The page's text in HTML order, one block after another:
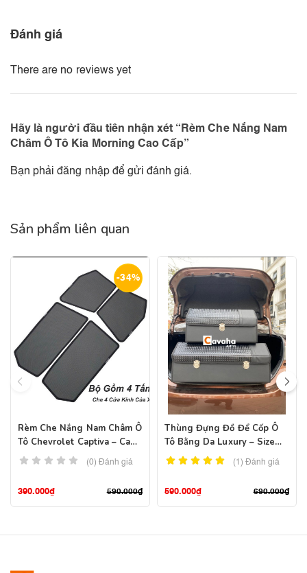
Đánh giá
There are no reviews yet
Hãy là người đầu tiên nhận xét “Rèm Che Nắng Nam
Châm Ô Tô Kia Morning Cao Cấp”
Bạn phảiđăng nhậpđể gửi đánh giá.
Sản phẩm liên quan
-34%
Rèm Che Nắng Nam Châm Ô
Tô Chevrolet Captiva – Cap
Revv Cao Cấp
(0) Đánh giá
590.000₫
390.000₫
Thùng Đựng Đồ Để Cốp Ô
Tô Bằng Da Luxury – Size
Lớn
(1)Đánh giá
690.000₫
590.000₫